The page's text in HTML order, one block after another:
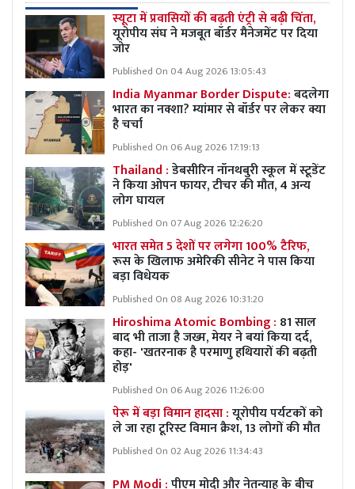
स्यूटा में प्रवासियों की बढ़ती एंट्री से बढ़ी चिंता,
यूरोपीय संघ ने मजबूत बॉर्डर मैनेजमेंट पर दिया
जोर
Published On 04 Aug 2026 13:05:43
India Myanmar Border Dispute:बदलेगा
भारत का नक्शा? म्यांमार से बॉर्डर पर लेकर क्या
है चर्चा
Published On 06 Aug 2026 17:19:13
Thailand :डेबसीरिन नॉनथबुरी स्कूल में स्टूडेंट
ने किया ओपन फायर, टीचर की मौत, 4 अन्य
लोग घायल
Published On 07 Aug 2026 12:26:20
भारत समेत 5 देशों पर लगेगा 100% टैरिफ,
रूस के खिलाफ अमेरिकी सीनेट ने पास किया
बड़ा विधेयक
Published On 08 Aug 2026 10:31:20
Hiroshima Atomic Bombing : 81 साल
बाद भी ताजा है जख्म, मेयर ने बयां किया दर्द,
कहा- 'खतरनाक है परमाणु हथियारों की बढ़ती
होड़'
Published On 06 Aug 2026 11:26:00
पेरू में बड़ा विमान हादसा :यूरोपीय पर्यटकों को
ले जा रहा टूरिस्ट विमान क्रैश, 13 लोगों की मौत
Published On 02 Aug 2026 11:34:43
PM Modi :पीएम मोदी और नेतन्याहू के बीच